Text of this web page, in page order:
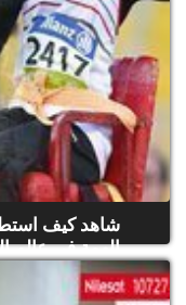
شاهد كيف
الهمة في عالم
(حلقة كاملة)